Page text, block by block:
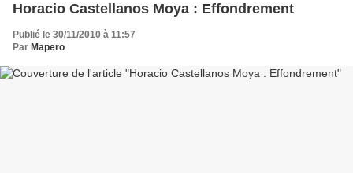
Horacio Castellanos Moya : Effondrement
Publié le 30/11/2010 à 11:57
Par Mapero